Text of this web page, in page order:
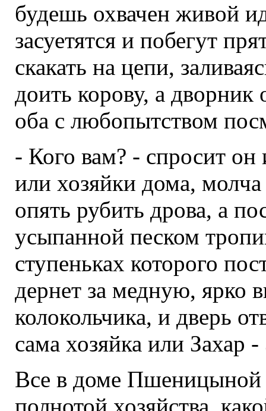
будешь охвачен живой
засуетятся и побегут
скакать на цепи,
доить корову, а дворник
оба с любопытством
- Кого вам? - спросит
или хозяйки дома,
опять рубить дрова, а
усыпанной песком
ступеньках которого
дернет за медную, ярко
колокольчика, и дверь
сама хозяйка или Захар
Все в доме